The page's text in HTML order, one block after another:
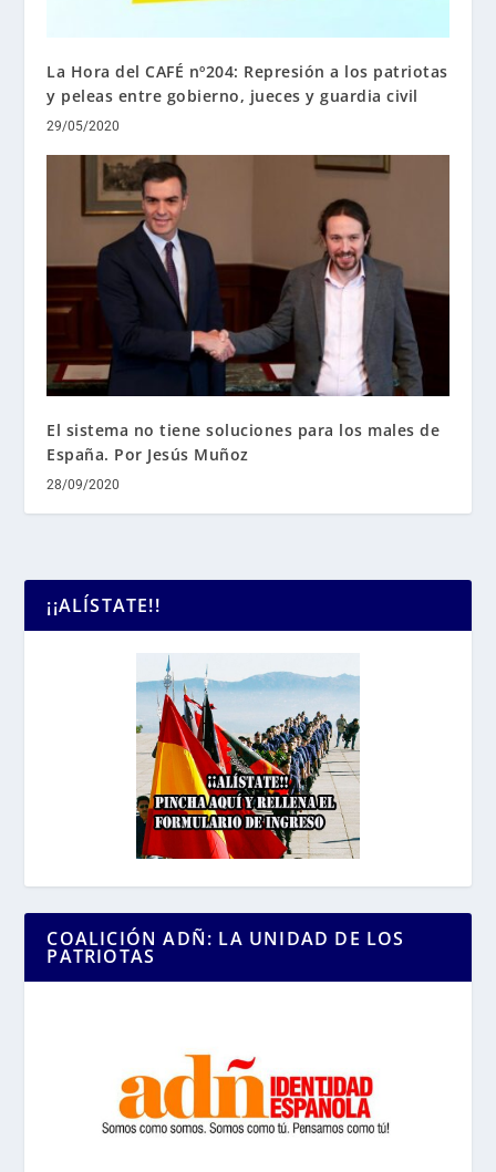
La Hora del CAFÉ nº204: Represión a los patriotas
y peleas entre gobierno, jueces y guardia civil
29/05/2020
El sistema no tiene soluciones para los males de
España. Por Jesús Muñoz
28/09/2020
¡¡ALÍSTATE!!
COALICIÓN ADÑ: LA UNIDAD DE LOS
PATRIOTAS